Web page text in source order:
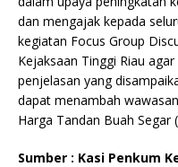
dan mengajak kepada
kegiatan Focus Group
Kejaksaan Tinggi Riau
penjelasan yang
dapat menambah
Harga Tandan Buah Segar
Sumber : Kasi Penkum